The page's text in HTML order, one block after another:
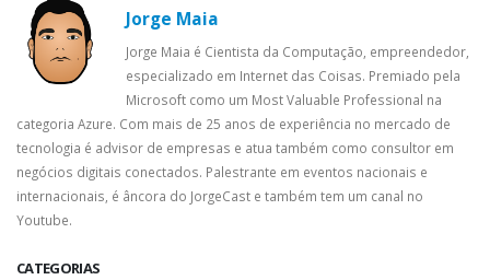
CATEGORIAS
Jorge Maia
Jorge Maia é Cientista da Computação, empreendedor,
especializado em Internet das Coisas. Premiado pela
Microsoft como um Most Valuable Professional na
categoria Azure. Com mais de 25 anos de experiência no mercado de
tecnologia é advisor de empresas e atua também como consultor em
negócios digitais conectados. Palestrante em eventos nacionais e
internacionais, é âncora do JorgeCast e também tem um canal no
Youtube.